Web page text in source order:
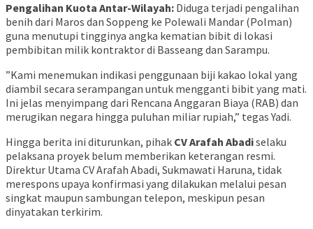
Pengalihan Kuota Antar-Wilayah: Diduga terjadi pengalihan
benih dari Maros dan Soppeng ke Polewali Mandar (Polman)
guna menutupi tingginya angka kematian bibit di lokasi
pembibitan milik kontraktor di Basseang dan Sarampu.
​”Kami menemukan indikasi penggunaan biji kakao lokal yang
diambil secara serampangan untuk mengganti bibit yang mati.
Ini jelas menyimpang dari Rencana Anggaran Biaya (RAB) dan
merugikan negara hingga puluhan miliar rupiah,” tegas Yadi.
​Hingga berita ini diturunkan, pihak CV Arafah Abadiselaku
pelaksana proyek belum memberikan keterangan resmi.
Direktur Utama CV Arafah Abadi, Sukmawati Haruna, tidak
merespons upaya konfirmasi yang dilakukan melalui pesan
singkat maupun sambungan telepon, meskipun pesan
dinyatakan terkirim.